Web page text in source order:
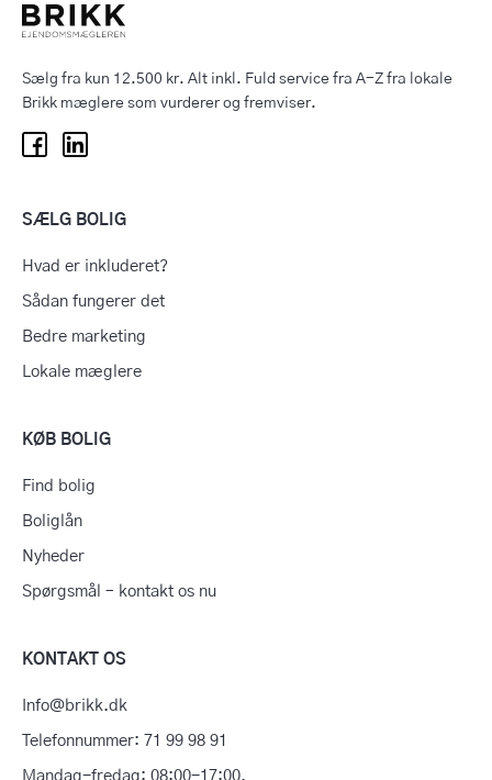
Sælg fra kun 12.500 kr. Alt inkl. Fuld service fra A-Z fra lokale
Brikk mæglere som vurderer og fremviser.
SÆLG BOLIG
Hvad er inkluderet?
Sådan fungerer det
Bedre marketing
Lokale mæglere
KØB BOLIG
Find bolig
Boliglån
Nyheder
Spørgsmål – kontakt os nu
KONTAKT OS
Info@brikk.dk
Telefonnummer: 71 99 98 91
Mandag-fredag: 08:00-17:00.